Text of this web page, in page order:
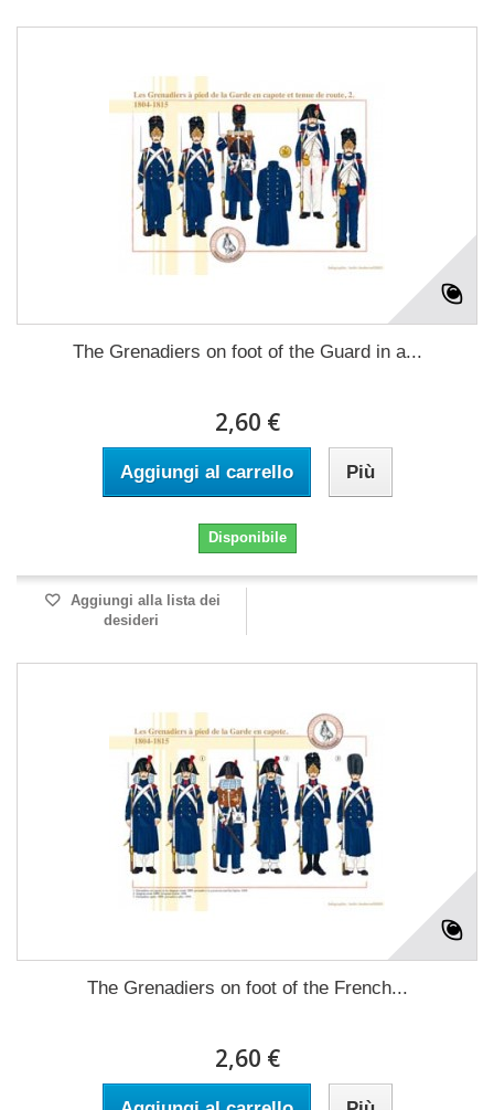
The Grenadiers on foot of the Guard in a...
2,60 €
Aggiungi al carrello Più
Disponibile
Aggiungi alla lista dei
desideri
The Grenadiers on foot of the French...
2,60 €